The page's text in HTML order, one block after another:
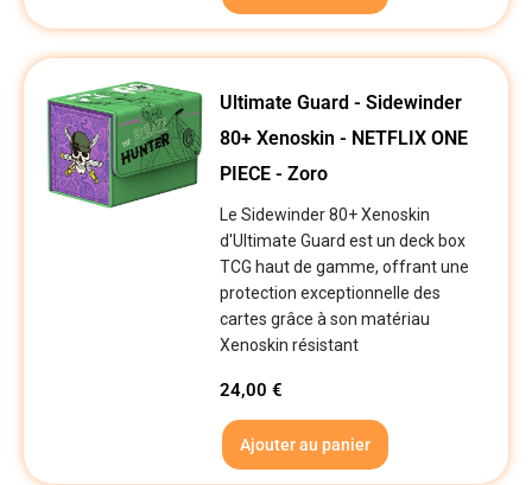
Ultimate Guard - Sidewinder
80+ Xenoskin - NETFLIX ONE
PIECE - Zoro
Le Sidewinder 80+ Xenoskin
d'Ultimate Guard est un deck box
TCG haut de gamme, offrant une
protection exceptionnelle des
cartes grâce à son matériau
Xenoskin résistant
24,00€
Ajouter au panier